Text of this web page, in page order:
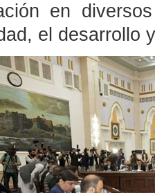
en
el desarrollo